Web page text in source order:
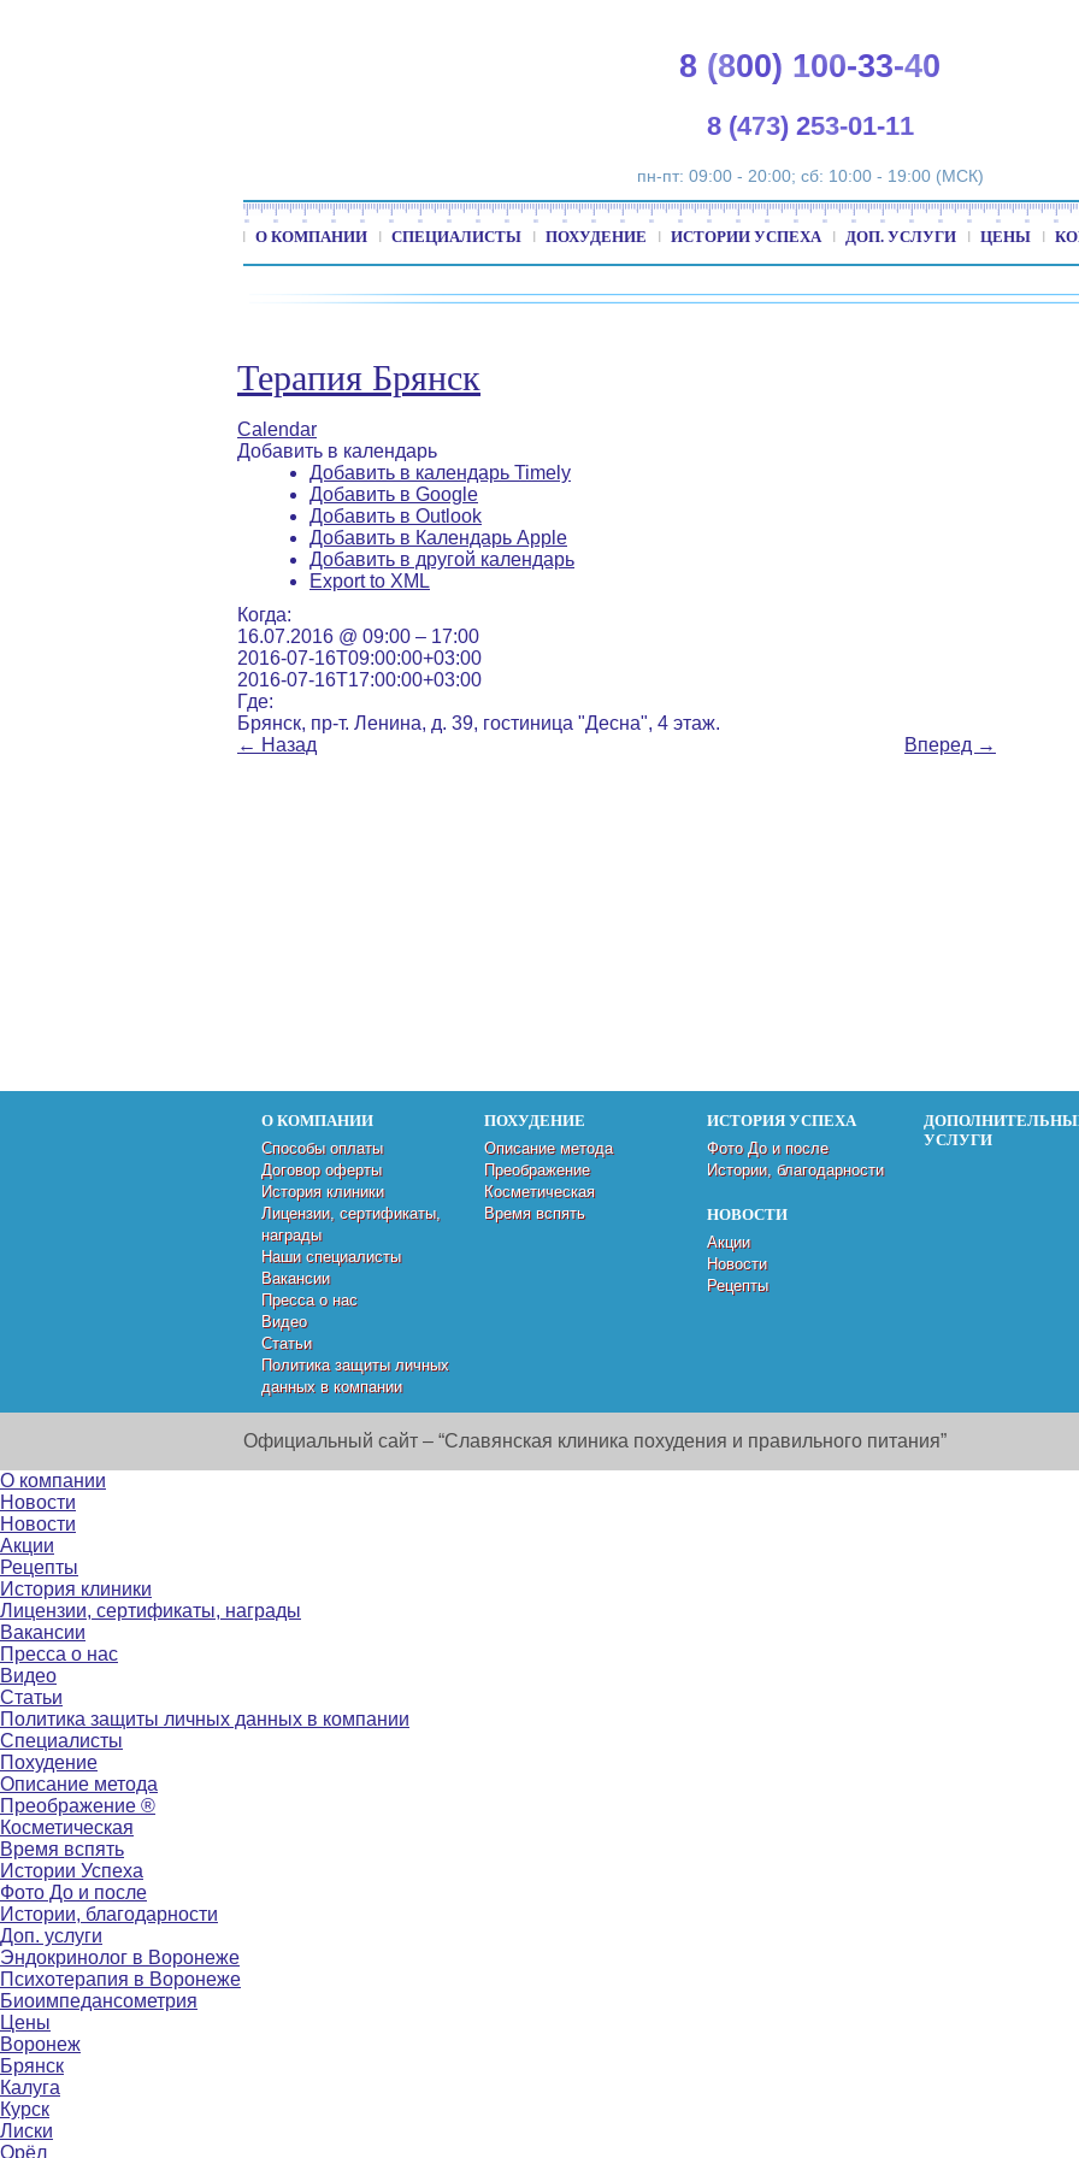
8 (800) 100-33-40
8 (473) 253-01-11
пн-пт: 09:00 - 20:00; сб: 10:00 - 19:00 (МСК)
О КОМПАНИИ СПЕЦИАЛИСТЫ ПОХУДЕНИЕ ИСТОРИИ УСПЕХА ДОП. УСЛУГИ ЦЕНЫ
Терапия Брянск
Calendar
Добавить в календарь
Добавить в календарь Timely
Добавить в Google
Добавить в Outlook
Добавить в Календарь Apple
Добавить в другой календарь
Export to XML
Когда:
16.07.2016 @ 09:00 – 17:00
2016-07-16T09:00:00+03:00
2016-07-16T17:00:00+03:00
Где:
Брянск, пр-т. Ленина, д. 39, гостиница "Десна", 4 этаж.
← Назад Вперед →
О КОМПАНИИ
Способы оплаты
Договор оферты
История клиники
Лицензии, сертификаты,
награды
Наши специалисты
Вакансии
Пресса о нас
Видео
Статьи
Политика защиты личных
данных в компании
ПОХУДЕНИЕ
Описание метода
Преображение
Косметическая
Время вспять
ИСТОРИЯ УСПЕХА
Фото До и после
Истории, благодарности
НОВОСТИ
Акции
Новости
Рецепты
УСЛУГИ
Официальный сайт – “Славянская клиника похудения и правильного питания”
О компании
Новости
Новости
Акции
Рецепты
История клиники
Лицензии, сертификаты, награды
Вакансии
Пресса о нас
Видео
Статьи
Политика защиты личных данных в компании
Специалисты
Похудение
Описание метода
Преображение ®
Косметическая
Время вспять
Истории Успеха
Фото До и после
Истории, благодарности
Доп. услуги
Эндокринолог в Воронеже
Психотерапия в Воронеже
Биоимпедансометрия
Цены
Воронеж
Брянск
Калуга
Курск
Лиски
Орёл